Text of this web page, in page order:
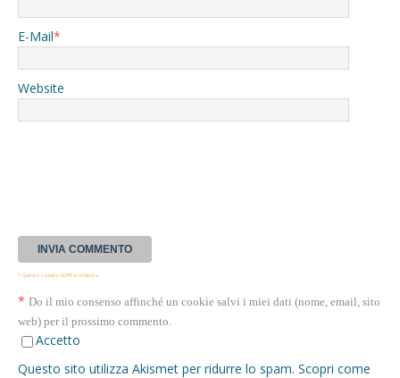
E-Mail*
Website
* Questa casella GDPR è richiesta
* Do il mio consenso affinché un cookie salvi i miei dati (nome, email, sito
web) per il prossimo commento.
Accetto
Questo sito utilizza Akismet per ridurre lo spam. Scopri come